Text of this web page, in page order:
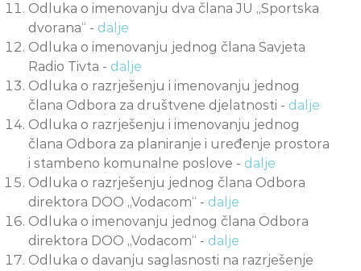
Odluka o imenovanju dva člana JU „Sportska
dvorana“ - dalje
Odluka o imenovanju jednog člana Savjeta
Radio Tivta - dalje
Odluka o razrješenju i imenovanju jednog
člana Odbora za društvene djelatnosti - dalje
Odluka o razrješenju i imenovanju jednog
člana Odbora za planiranje i uređenje prostora
i stambeno komunalne poslove - dalje
Odluka o razrješenju jednog člana Odbora
direktora DOO „Vodacom“ - dalje
Odluka o imenovanju jednog člana Odbora
direktora DOO „Vodacom“ - dalje
Odluka o davanju saglasnosti na razrješenje